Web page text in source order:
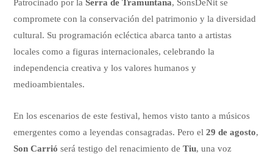
Patrocinado por laSerra de Tramuntana, SonsDeNit se
compromete con la conservación del patrimonio y la diversidad
cultural. Su programación ecléctica abarca tanto a artistas
locales como a figuras internacionales, celebrando la
independencia creativa y los valores humanos y
medioambientales.
En los escenarios de este festival, hemos visto tanto a músicos
emergentes como a leyendas consagradas. Pero el29 de agosto,
Son Carrió será testigo del renacimiento deTiu, una voz